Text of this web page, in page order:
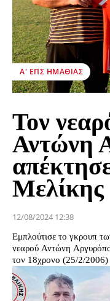
Α' ΕΠΣ ΗΜΑΘΊΑΣ
Τον
Αντώνη
Μελίκης
12/08/2024 12:38
Εμπλούτισε το γκρουπ
νεαρού Αντώνη
τον 18χρονο (25/2/